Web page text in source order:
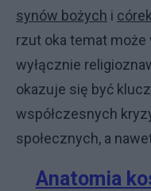
synów bożych i
rzut oka temat
wyłącznie
okazuje się być
współczesnych
społecznych, a
Anatomia